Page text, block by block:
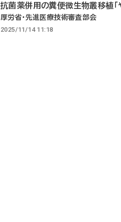
抗菌薬併用の糞便微生物叢移植「
厚労省・先進医療技術審査部会
2025/11/14 11:18